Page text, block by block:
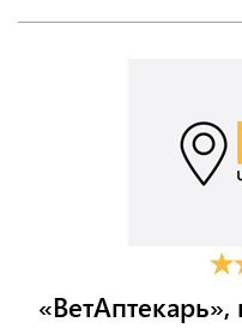
«ВетАптекарь»,